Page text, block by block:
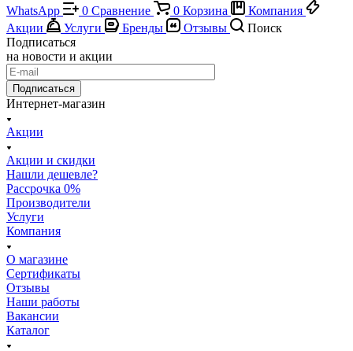
WhatsApp
0 Сравнение 0 Корзина
Компания
Акции
Услуги Бренды Отзывы
Поиск
Подписаться
на новости и акции
Подписаться
Интернет-магазин
Акции
Акции и скидки
Нашли дешевле?
Рассрочка 0%
Производители
Услуги
Компания
О магазине
Сертификаты
Отзывы
Наши работы
Вакансии
Каталог